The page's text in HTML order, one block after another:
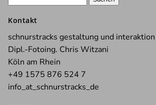
Kontakt
schnurstracks gestaltung und interaktion
Dipl.-Fotoing. Chris Witzani
Köln am Rhein
+49 1575 876 524 7
info_at_schnurstracks_de